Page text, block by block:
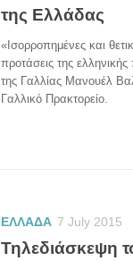
της Ελλάδας
«Ισορροπημένες και
προτάσεις της
της Γαλλίας Μανουέλ
Γαλλικό Πρακτορείο.
ΕΛΛΑΔΑ 7 July 2015
Τηλεδιάσκεψη